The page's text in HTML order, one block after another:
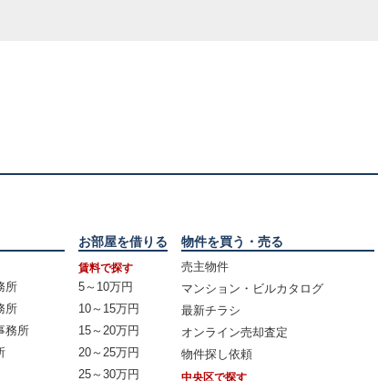
所
所
務所
お部屋を借りる
賃料で探す
5～10万円
10～15万円
15～20万円
20～25万円
25～30万円
物件を買う・売る
売主物件
マンション・ビルカタログ
最新チラシ
オンライン売却査定
物件探し依頼
中央区で探す